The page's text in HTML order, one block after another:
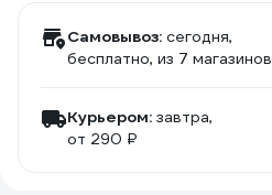
Самовывоз: сегодня,
бесплатно, из 7 магазинов
Курьером: завтра,
от 290 ₽